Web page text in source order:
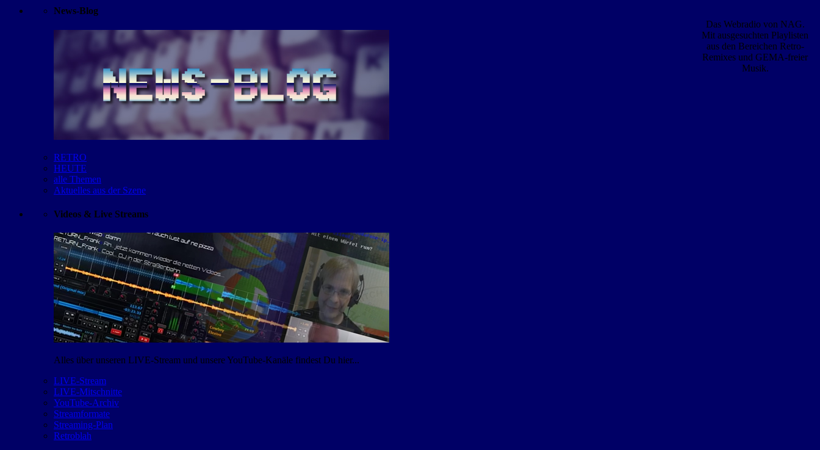
News-Blog
RETRO
HEUTE
alle Themen
Aktuelles aus der Szene
Videos & Live Streams
Alles über unseren LIVE-Stream und unsere YouTube-Kanäle findest Du hier...
LIVE-Stream
LIVE-Mitschnitte
YouTube-Archiv
Streamformate
Streaming-Plan
Retroblah
Das Webradio von NAG.
Mit ausgesuchten Playlisten
aus den Bereichen Retro-
Remixes und GEMA-freier
Musik.